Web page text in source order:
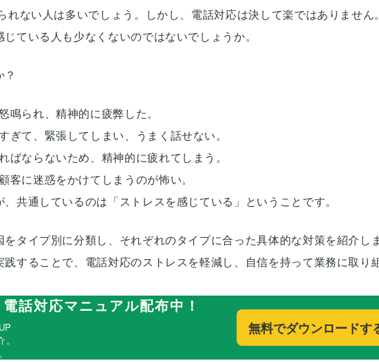
ない人は多いでしょう。しかし、電話対応は決して楽ではありません
ている人も少なくないのではないでしょうか。
鳴られ、精神的に疲弊した。
ぎて、緊張してしまい、うまく話せない。
ばならないため、精神的に疲れてしまう。
客に迷惑をかけてしまうのが怖い。
共通しているのは「ストレスを感じている」ということです。
タイプ別に分類し、それぞれのタイプに合った具体的な対策を紹介し
することで、電話対応のストレスを軽減し、自信を持って業務に取り
話対応マニュアル配布中！
無料でダウンロードす